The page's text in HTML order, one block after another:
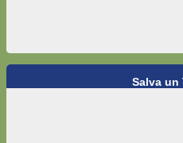
Salva un